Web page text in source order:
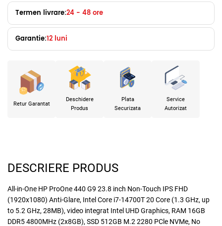
Termen livrare:24 - 48 ore
Garantie:12 luni
Retur Garantat
Deschidere
Produs
Plata
Securizata
Service
Autorizat
DESCRIERE PRODUS
All-in-One HP ProOne 440 G9 23.8 inch Non-Touch IPS FHD
(1920x1080) Anti-Glare, Intel Core i7-14700T 20 Core (1.3 GHz, up
to 5.2 GHz, 28MB), video integrat Intel UHD Graphics, RAM 16GB
DDR5 4800MHz (2x8GB), SSD 512GB M.2 2280 PCle NVMe, No